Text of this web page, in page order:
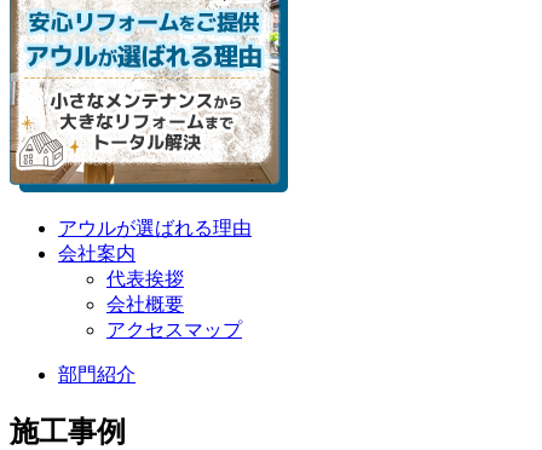
アウルが選ばれる理由
会社案内
代表挨拶
会社概要
アクセスマップ
部門紹介
施工事例